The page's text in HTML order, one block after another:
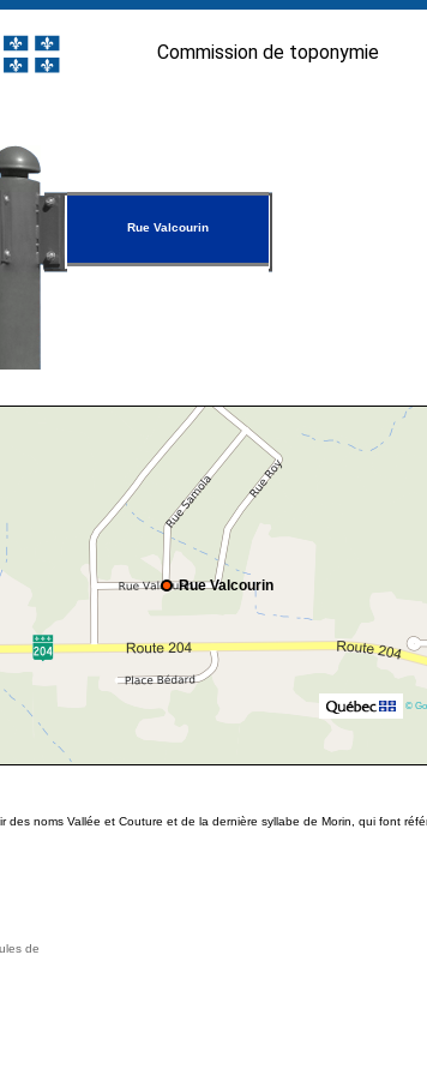
Commission de toponymie
Rue Valcourin
Rue Valcourin
©
des noms Vallée et Couture et de la dernière syllabe de Morin, qui font
de